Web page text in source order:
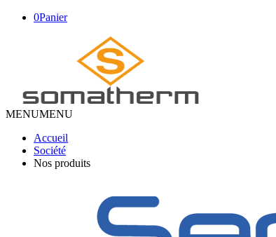
0Panier
MENUMENU
Accueil
Société
Nos produits